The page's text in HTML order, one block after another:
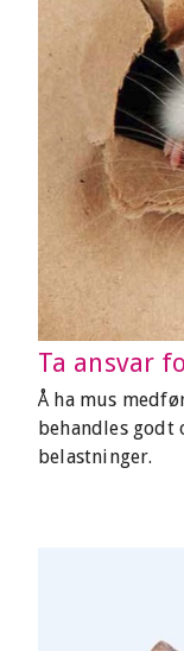
Ta ansvar
Å ha mus
behandles godt
belastninger.